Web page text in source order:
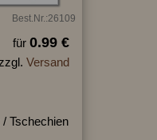
Best.Nr.:26109
für 0.99 €
zzgl. Versand
Tschechien